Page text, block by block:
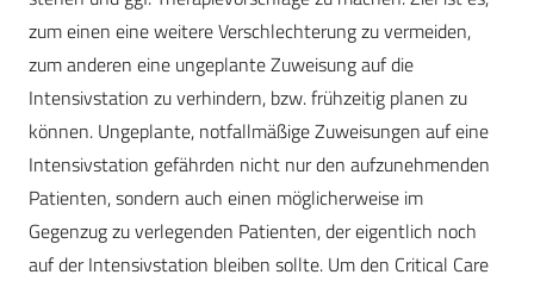
zum einen eine weitere Verschlechterung zu vermeiden,
zum anderen eine ungeplante Zuweisung auf die
Intensivstation zu verhindern, bzw. frühzeitig planen zu
können. Ungeplante, notfallmäßige Zuweisungen auf eine
Intensivstation gefährden nicht nur den aufzunehmenden
Patienten, sondern auch einen möglicherweise im
Gegenzug zu verlegenden Patienten, der eigentlich noch
auf der Intensivstation bleiben sollte. Um den Critical Care